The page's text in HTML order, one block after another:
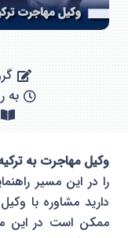
به
وکیل مهاجرت به
را در این مسیر
دارید مشاوره با
ممکن است در این